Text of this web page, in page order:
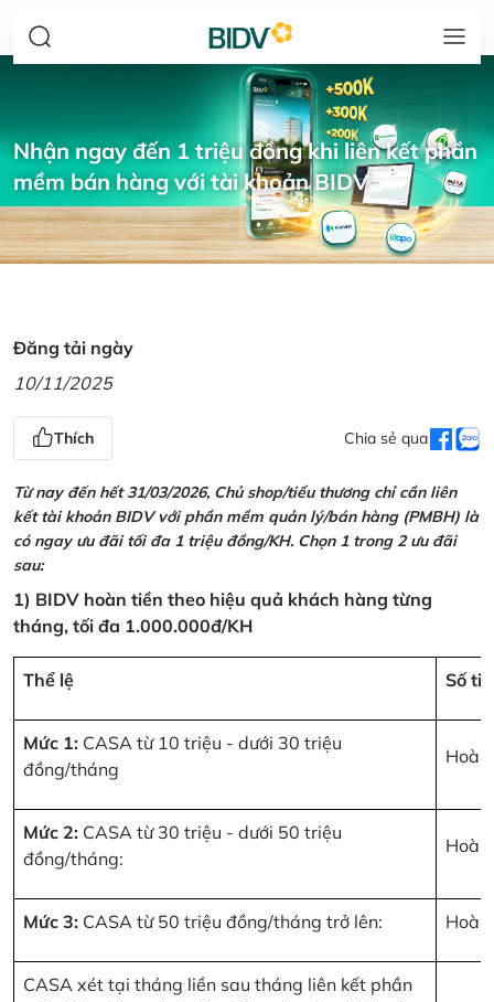
Nhận ngay đến 1 triệu đồng khi liên kết phần
mềm bán hàng với tài khoản BIDV
Đăng tải ngày
10/11/2025
Thích Chia sẻ qua
Từ nay đến hết 31/03/2026, Chủ shop/tiểu thương chỉ cần liên
kết tài khoản BIDV với phần mềm quản lý/bán hàng (PMBH) là
có ngay ưu đãi tối đa 1 triệu đồng/KH. Chọn 1 trong 2 ưu đãi
sau:
1) BIDV hoàn tiền theo hiệu quả khách hàng từng
tháng, tối đa 1.000.000đ/KH
Thể lệ Số
Mức 1: CASA từ 10 triệu - dưới 30 triệu
đồng/tháng
Mức 2: CASA từ 30 triệu - dưới 50 triệu
đồng/tháng:
Mức 3: CASA từ 50 triệu đồng/tháng trở lên:
CASA xét tại tháng liền sau tháng liên kết phần